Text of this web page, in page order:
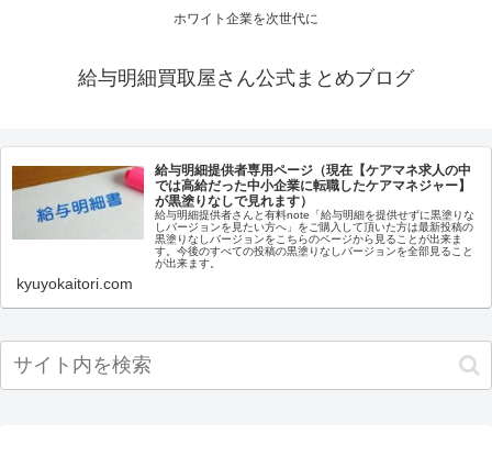
ホワイト企業を次世代に
給与明細買取屋さん公式まとめブログ
給与明細提供者専用ページ（現在【ケアマネ求人の中
では高給だった中小企業に転職したケアマネジャー】
が黒塗りなしで見れます）
給与明細提供者さんと有料note「給与明細を提供せずに黒塗りな
しバージョンを見たい方へ」をご購入して頂いた方は最新投稿の
黒塗りなしバージョンをこちらのページから見ることが出来ま
す。今後のすべての投稿の黒塗りなしバージョンを全部見ること
が出来ます。
kyuyokaitori.com